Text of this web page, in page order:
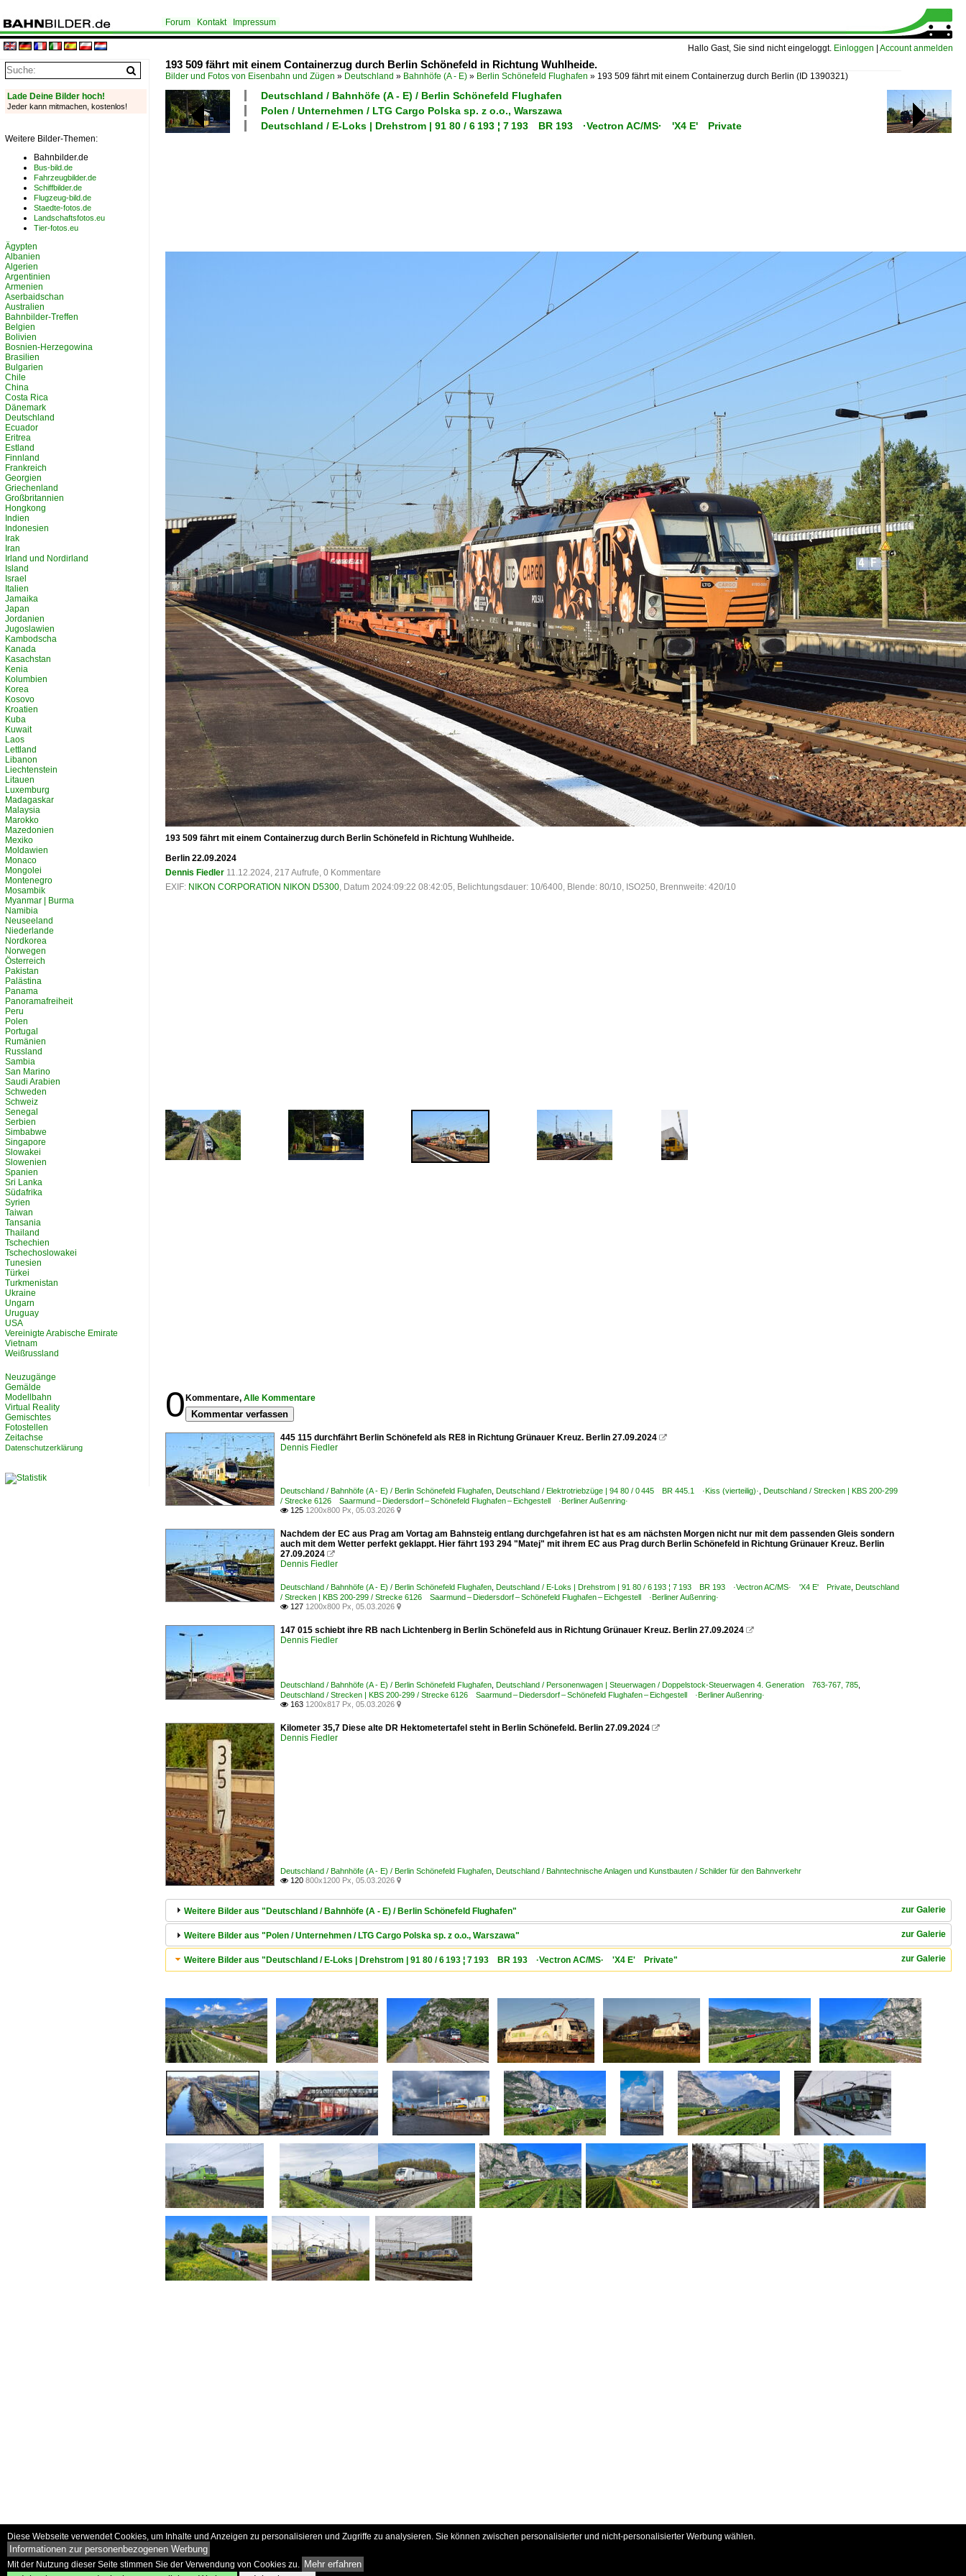
Hallo Gast, Sie sind nicht eingeloggt. Einloggen Account anmelden
Forum Kontakt Impressum
193 509 fährt mit einem Containerzug durch Berlin Schönefeld in Richtung Wuhlheide.
Bilder und Fotos von Eisenbahn und Zügen » Deutschland » Bahnhöfe (A - E) » Berlin Schönefeld Flughafen » 193 509 fährt mit einem Containerzug durch Berlin (ID 1390321)
Deutschland / Bahnhöfe (A - E) / Berlin Schönefeld Flughafen
Polen / Unternehmen / LTG Cargo Polska sp. z o.o., Warszawa
Deutschland / E-Loks | Drehstrom | 91 80 / 6 193 ¦ 7 193 BR 193 ·Vectron AC/MS· 'X4 E' Private
193 509 fährt mit einem Containerzug durch Berlin Schönefeld in Richtung Wuhlheide.
Berlin 22.09.2024
Dennis Fiedler 11.12.2024, 217 Aufrufe, 0 Kommentare
EXIF: NIKON CORPORATION NIKON D5300, Datum 2024:09:22 08:42:05, Belichtungsdauer: 10/6400, Blende: 80/10, ISO250, Brennweite: 420/10
0 Kommentare, Alle Kommentare
Kommentar verfassen
445 115 durchfährt Berlin Schönefeld als RE8 in Richtung Grünauer Kreuz. Berlin 27.09.2024 
Dennis Fiedler
Deutschland / Bahnhöfe (A - E) / Berlin Schönefeld Flughafen Deutschland / Elektrotriebzüge | 94 80 / 0 445 BR 445.1 ·Kiss (vierteilig)· Deutschland / Strecken | KBS 200-299
/ Strecke 6126 Saarmund – Diedersdorf – Schönefeld Flughafen – Eichgestell ·Berliner Außenring·
 125 1200x800 Px, 05.03.2026 
Nachdem der EC aus Prag am Vortag am Bahnsteig entlang durchgefahren ist hat es am nächsten Morgen nicht nur mit dem passenden Gleis sondern
auch mit dem Wetter perfekt geklappt. Hier fährt 193 294 "Matej" mit ihrem EC aus Prag durch Berlin Schönefeld in Richtung Grünauer Kreuz. Berlin
27.09.2024 
Dennis Fiedler
Deutschland / Bahnhöfe (A - E) / Berlin Schönefeld Flughafen Deutschland / E-Loks | Drehstrom | 91 80 / 6 193 ¦ 7 193 BR 193 ·Vectron AC/MS· 'X4 E' Private Deutschland
/ Strecken | KBS 200-299 / Strecke 6126 Saarmund – Diedersdorf – Schönefeld Flughafen – Eichgestell ·Berliner Außenring·
 127 1200x800 Px, 05.03.2026 
147 015 schiebt ihre RB nach Lichtenberg in Berlin Schönefeld aus in Richtung Grünauer Kreuz. Berlin 27.09.2024 
Dennis Fiedler
Deutschland / Bahnhöfe (A - E) / Berlin Schönefeld Flughafen Deutschland / Personenwagen | Steuerwagen / Doppelstock-Steuerwagen 4. Generation 763-767, 785
Deutschland / Strecken | KBS 200-299 / Strecke 6126 Saarmund – Diedersdorf – Schönefeld Flughafen – Eichgestell ·Berliner Außenring·
 163 1200x817 Px, 05.03.2026 
Kilometer 35,7 Diese alte DR Hektometertafel steht in Berlin Schönefeld. Berlin 27.09.2024 
Dennis Fiedler
Deutschland / Bahnhöfe (A - E) / Berlin Schönefeld Flughafen Deutschland / Bahntechnische Anlagen und Kunstbauten / Schilder für den Bahnverkehr
 120 800x1200 Px, 05.03.2026 
zur Galerie
Weitere Bilder aus "Deutschland / Bahnhöfe (A - E) / Berlin Schönefeld Flughafen"
zur Galerie
Weitere Bilder aus "Polen / Unternehmen / LTG Cargo Polska sp. z o.o., Warszawa"
zur Galerie
Weitere Bilder aus "Deutschland / E-Loks | Drehstrom | 91 80 / 6 193 ¦ 7 193 BR 193 ·Vectron AC/MS· 'X4 E' Private"
Lade Deine Bilder hoch!
Jeder kann mitmachen, kostenlos!
Weitere Bilder-Themen:
Bahnbilder.de
Bus-bild.de
Fahrzeugbilder.de
Schiffbilder.de
Flugzeug-bild.de
Staedte-fotos.de
Landschaftsfotos.eu
Tier-fotos.eu
Ägypten
Albanien
Algerien
Argentinien
Armenien
Aserbaidschan
Australien
Bahnbilder-Treffen
Belgien
Bolivien
Bosnien-Herzegowina
Brasilien
Bulgarien
Chile
China
Costa Rica
Dänemark
Deutschland
Ecuador
Eritrea
Estland
Finnland
Frankreich
Georgien
Griechenland
Großbritannien
Hongkong
Indien
Indonesien
Irak
Iran
Irland und Nordirland
Island
Israel
Italien
Jamaika
Japan
Jordanien
Jugoslawien
Kambodscha
Kanada
Kasachstan
Kenia
Kolumbien
Korea
Kosovo
Kroatien
Kuba
Kuwait
Laos
Lettland
Libanon
Liechtenstein
Litauen
Luxemburg
Madagaskar
Malaysia
Marokko
Mazedonien
Mexiko
Moldawien
Monaco
Mongolei
Montenegro
Mosambik
Myanmar | Burma
Namibia
Neuseeland
Niederlande
Nordkorea
Norwegen
Österreich
Pakistan
Palästina
Panama
Panoramafreiheit
Peru
Polen
Portugal
Rumänien
Russland
Sambia
San Marino
Saudi Arabien
Schweden
Schweiz
Senegal
Serbien
Simbabwe
Singapore
Slowakei
Slowenien
Spanien
Sri Lanka
Südafrika
Syrien
Taiwan
Tansania
Thailand
Tschechien
Tschechoslowakei
Tunesien
Türkei
Turkmenistan
Ukraine
Ungarn
Uruguay
USA
Vereinigte Arabische Emirate
Vietnam
Weißrussland
Neuzugänge
Gemälde
Modellbahn
Virtual Reality
Gemischtes
Fotostellen
Zeitachse
Datenschutzerklärung
Diese Webseite verwendet Cookies, um Inhalte und Anzeigen zu personalisieren und Zugriffe zu analysieren. Sie können zwischen personalisierter und nicht-personalisierter Werbung wählen.
Informationen zur personenbezogenen Werbung
Mit der Nutzung dieser Seite stimmen Sie der Verwendung von Cookies zu. Mehr erfahren